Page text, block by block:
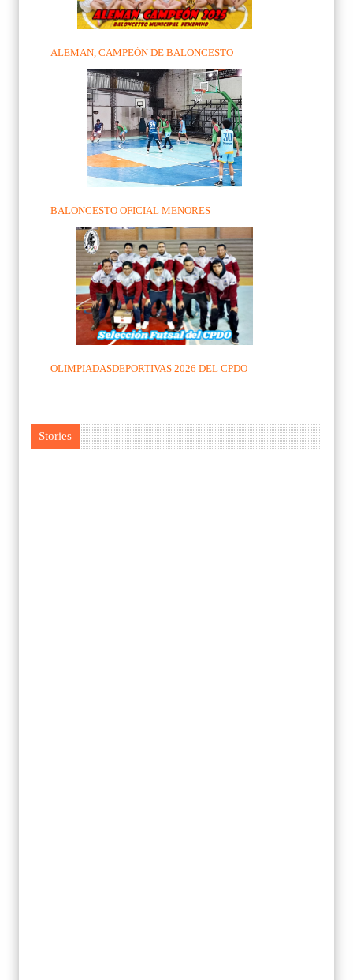
ALEMAN, CAMPEÓN DE BALONCESTO
BALONCESTO OFICIAL MENORES
OLIMPIADASDEPORTIVAS 2026 DEL CPDO
Stories